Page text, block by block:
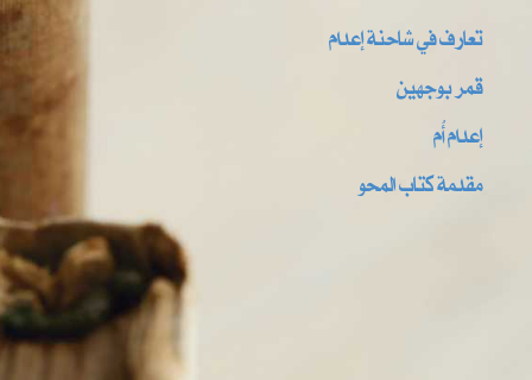
تعارف في شاحنة إعدام
قمر بوجهين
إعدام أُم
مقدمة كتاب المحو